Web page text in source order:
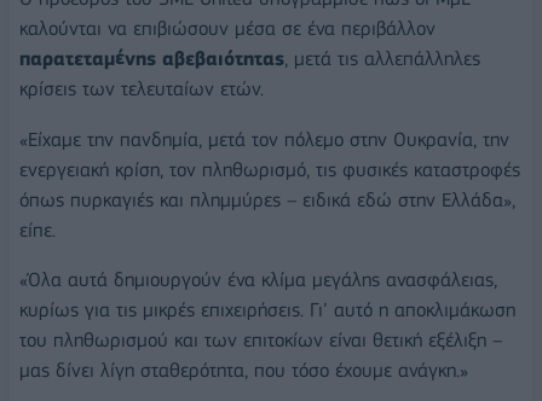
καλούνται να επιβιώσουν μέσα σε ένα περιβάλλον
παρατεταμένης αβεβαιότητας , μετά τις αλλεπάλληλες
κρίσεις των τελευταίων ετών.
«Είχαμε την πανδημία, μετά τον πόλεμο στην Ουκρανία, την
ενεργειακή κρίση, τον πληθωρισμό, τις φυσικές καταστροφές
όπως πυρκαγιές και πλημμύρες – ειδικά εδώ στην Ελλάδα»,
είπε.
«Όλα αυτά δημιουργούν ένα κλίμα μεγάλης ανασφάλειας,
κυρίως για τις μικρές επιχειρήσεις. Γι’ αυτό η αποκλιμάκωση
του πληθωρισμού και των επιτοκίων είναι θετική εξέλιξη –
μας δίνει λίγη σταθερότητα, που τόσο έχουμε ανάγκη.»